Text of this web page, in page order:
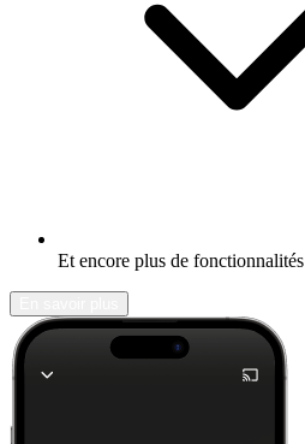
Et encore plus de fonctionnalités